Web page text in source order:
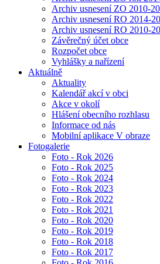
Archiv usnesení ZO 2010-
Archiv usnesení RO 2014-
Archiv usnesení RO 2010-
Závěrečný účet obce
Rozpočet obce
Vyhlášky a nařízení
Aktuálně
Aktuality
Kalendář akcí v obci
Akce v okolí
Hlášení obecního rozhlasu
Informace od nás
Mobilní aplikace V obraze
Fotogalerie
Foto - Rok 2026
Foto - Rok 2025
Foto - Rok 2024
Foto - Rok 2023
Foto - Rok 2022
Foto - Rok 2021
Foto - Rok 2020
Foto - Rok 2019
Foto - Rok 2018
Foto - Rok 2017